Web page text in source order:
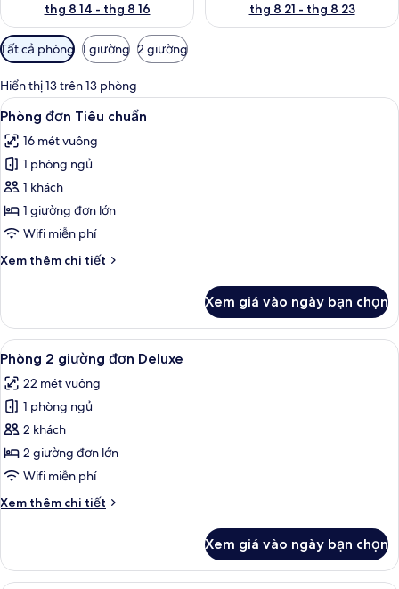
thg 8 14 - thg 8 16
thg 8 21 - thg 8 23
Bộ
lọc
có
thể
dùng
để
lọc
tìm
phòng
Tất cả phòng 1 giường 2 giường
Hiển thị 13 trên 13 phòng
Xem
tất
cả
ảnh
Phòng
đơn
Tiêu
Phòng đơn Tiêu chuẩn | Minibar,
15
Phòng đơn Tiêu chuẩn
16 mét vuông
1 phòng ngủ
1 khách
1 giường đơn lớn
Wifi miễn phí
Xem thêm chi tiết
Chi
Phòng
đơn
Tiêu
chuẩn
Xem giá vào ngày bạn chọn
Xem
tất
cả
ảnh
Phòng
2
giường
Deluxe
Phòng 2 giường đơn Deluxe |
15
Phòng 2 giường đơn Deluxe
22 mét vuông
1 phòng ngủ
2 khách
2 giường đơn lớn
Wifi miễn phí
Xem thêm chi tiết
Chi
Phòng
Xem giá vào ngày bạn chọn